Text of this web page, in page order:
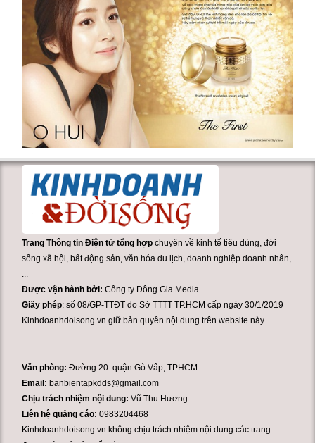
Trang Thông tin Điện tử tổng hợp chuyên về kinh tế tiêu dùng, đời
sống xã hội, bất động sản, văn hóa du lịch, doanh nghiệp doanh nhân,
Được vận hành bởi:Công ty Đông Gia Media
Giấy phép: số 08/GP-TTĐT do Sở TTTT TP.HCM cấp ngày 30/1/2019
Kinhdoanhdoisong.vn giữ bản quyền nội dung trên website này.
Văn phòng:Đường 20. quận Gò Vấp, TPHCM
Email: banbientapkdds@gmail.com
Chịu trách nhiệm nội dung: Vũ Thu Hương
Liên hệ quảng cáo:0983204468
Kinhdoanhdoisong.vn không chịu trách nhiệm nội dung các trang